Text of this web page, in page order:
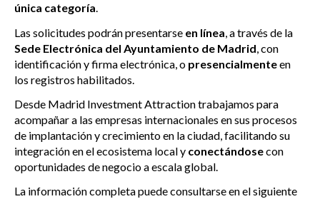
única categoría.
Las solicitudes podrán presentarse en línea , a través de la
Sede Electrónica del Ayuntamiento de Madrid , con
identificación y firma electrónica, o presencialmenteen
los registros habilitados.
Desde Madrid Investment Attraction trabajamos para
acompañar a las empresas internacionales en sus procesos
de implantación y crecimiento en la ciudad, facilitando su
integración en el ecosistema local y conectándosecon
oportunidades de negocio a escala global.
La información completa puede consultarse en el siguiente